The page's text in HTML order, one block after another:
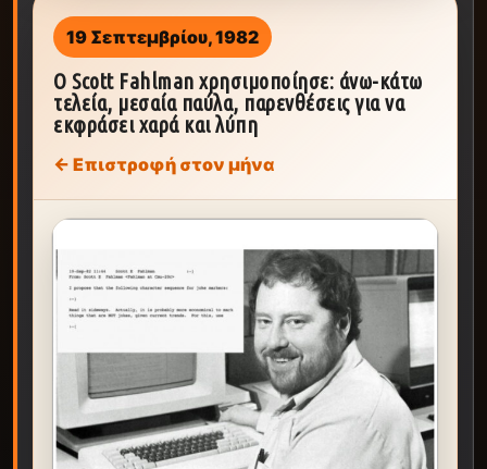
19 Σεπτεμβρίου, 1982
Ο Scott Fahlman χρησιμοποίησε: άνω-κάτω
τελεία, μεσαία παύλα, παρενθέσεις για να
εκφράσει χαρά και λύπη
← Επιστροφή στον μήνα